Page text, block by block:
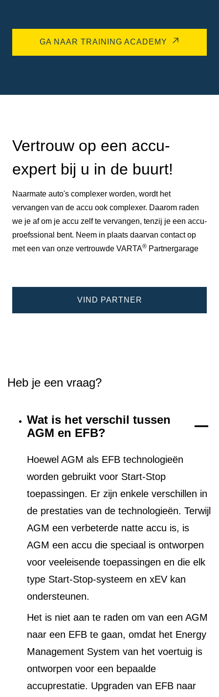
GA NAAR TRAINING ACADEMY
Vertrouw op een accu-
expert bij u in de buurt!
Naarmate auto's complexer worden, wordt het
vervangen van de accu ook complexer. Daarom raden
we je af om je accu zelf te vervangen, tenzij je een accu-
proefssional bent. Neem in plaats daarvan contact op
met een van onze vertrouwde VARTA® Partnergarage
VIND PARTNER
Heb je een vraag?
Wat is het verschil tussen
AGM en EFB?
Hoewel AGM als EFB technologieën
worden gebruikt voor Start-Stop
toepassingen. Er zijn enkele verschillen in
de prestaties van de technologieën. Terwijl
AGM een verbeterde natte accu is, is
AGM een accu die speciaal is ontworpen
voor veeleisende toepassingen en die elk
type Start-Stop-systeem en xEV kan
ondersteunen.
Het is niet aan te raden om van een AGM
naar een EFB te gaan, omdat het Energy
Management System van het voertuig is
ontworpen voor een bepaalde
accuprestatie. Upgraden van EFB naar